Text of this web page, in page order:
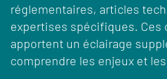
réglementaires, articles
expertises spécifiques. Ces
apportent un éclairage
comprendre les enjeux et